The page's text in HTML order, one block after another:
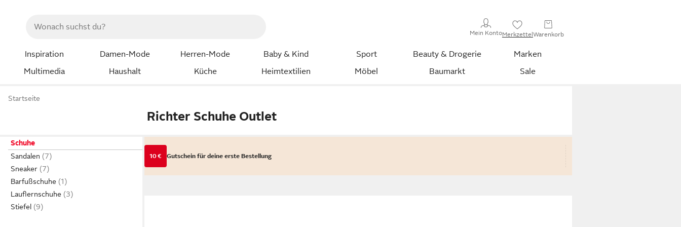
Mein KontoMerkzettelWarenkorb
Inspiration Damen-Mode Herren-Mode Baby & Kind Sport Beauty & Drogerie
Marken
Multimedia
Haushalt Küche Heimtextilien Möbel Baumarkt Sale
Startseite
Richter Schuhe Outlet
Schuhe
Sandalen
Sneaker
Barfußschuhe
Lauflernschuhe
Stiefel
10 € Gutschein für deine erste Bestellung